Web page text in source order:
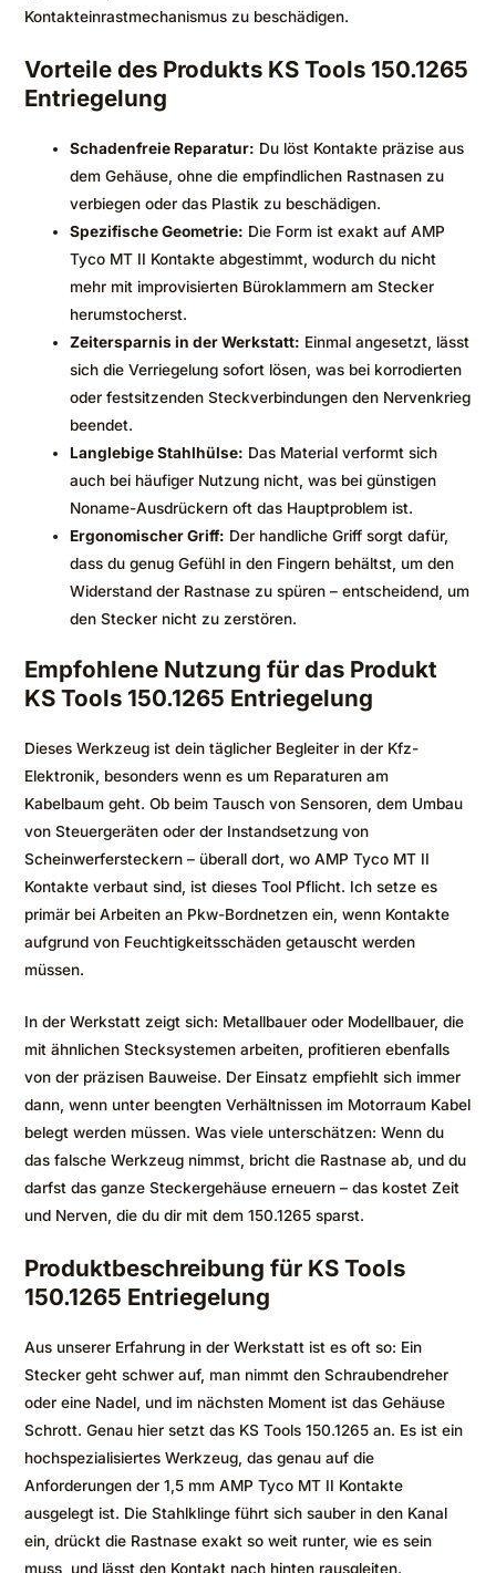
Kontakteinrastmechanismus zu beschädigen.
Vorteile des Produkts KS Tools 150.1265
Entriegelung
Schadenfreie Reparatur: Du löst Kontakte präzise aus
dem Gehäuse, ohne die empfindlichen Rastnasen zu
verbiegen oder das Plastik zu beschädigen.
Spezifische Geometrie: Die Form ist exakt auf AMP
Tyco MT II Kontakte abgestimmt, wodurch du nicht
mehr mit improvisierten Büroklammern am Stecker
herumstocherst.
Zeitersparnis in der Werkstatt: Einmal angesetzt, lässt
sich die Verriegelung sofort lösen, was bei korrodierten
oder festsitzenden Steckverbindungen den Nervenkrieg
beendet.
Langlebige Stahlhülse: Das Material verformt sich
auch bei häufiger Nutzung nicht, was bei günstigen
Noname-Ausdrückern oft das Hauptproblem ist.
Ergonomischer Griff: Der handliche Griff sorgt dafür,
dass du genug Gefühl in den Fingern behältst, um den
Widerstand der Rastnase zu spüren – entscheidend, um
den Stecker nicht zu zerstören.
Empfohlene Nutzung für das Produkt
KS Tools 150.1265 Entriegelung
Dieses Werkzeug ist dein täglicher Begleiter in der Kfz-
Elektronik, besonders wenn es um Reparaturen am
Kabelbaum geht. Ob beim Tausch von Sensoren, dem Umbau
von Steuergeräten oder der Instandsetzung von
Scheinwerfersteckern – überall dort, wo AMP Tyco MT II
Kontakte verbaut sind, ist dieses Tool Pflicht. Ich setze es
primär bei Arbeiten an Pkw-Bordnetzen ein, wenn Kontakte
aufgrund von Feuchtigkeitsschäden getauscht werden
müssen.
In der Werkstatt zeigt sich: Metallbauer oder Modellbauer, die
mit ähnlichen Stecksystemen arbeiten, profitieren ebenfalls
von der präzisen Bauweise. Der Einsatz empfiehlt sich immer
dann, wenn unter beengten Verhältnissen im Motorraum Kabel
belegt werden müssen. Was viele unterschätzen: Wenn du
das falsche Werkzeug nimmst, bricht die Rastnase ab, und du
darfst das ganze Steckergehäuse erneuern – das kostet Zeit
und Nerven, die du dir mit dem 150.1265 sparst.
Produktbeschreibung für KS Tools
150.1265 Entriegelung
Aus unserer Erfahrung in der Werkstatt ist es oft so: Ein
Stecker geht schwer auf, man nimmt den Schraubendreher
oder eine Nadel, und im nächsten Moment ist das Gehäuse
Schrott. Genau hier setzt das KS Tools 150.1265 an. Es ist ein
hochspezialisiertes Werkzeug, das genau auf die
Anforderungen der 1,5 mm AMP Tyco MT II Kontakte
ausgelegt ist. Die Stahlklinge führt sich sauber in den Kanal
ein, drückt die Rastnase exakt so weit runter, wie es sein
muss, und lässt den Kontakt nach hinten rausgleiten.